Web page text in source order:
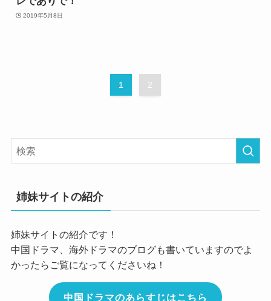
2019年5月8日
1 2
姉妹サイトの紹介
姉妹サイトの紹介です！
中国ドラマ、海外ドラマのブログも書いていますのでよ
かったらご覧になってくださいね！
中国ドラマのあらすじはこちら